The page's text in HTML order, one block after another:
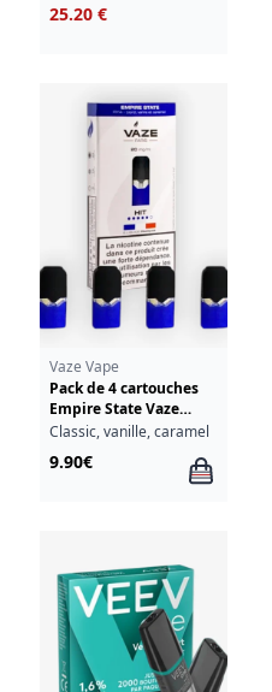
25.20 €
Vaze Vape
Pack de 4 cartouches
Empire State Vaze
Vape
Classic, vanille, caramel
9.90€